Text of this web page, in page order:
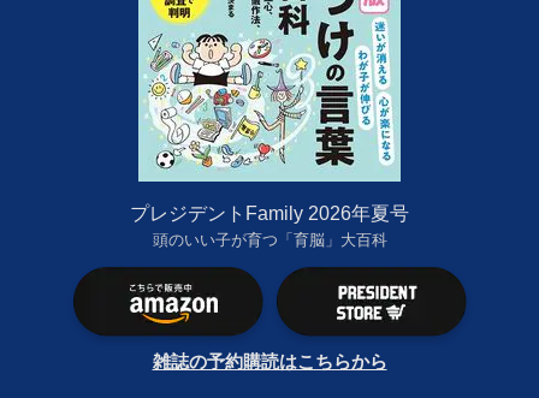
プレジデントFamily 2026年夏号
頭のいい子が育つ「育脳」大百科
雑誌の予約購読はこちらから